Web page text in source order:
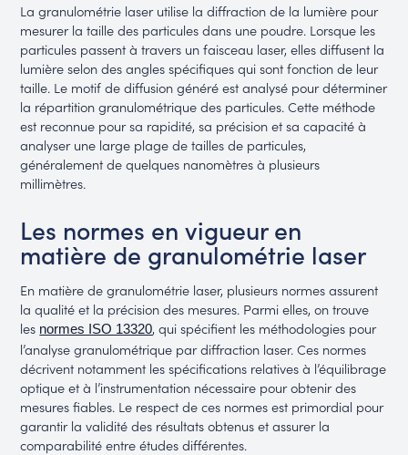
La granulométrie laser utilise la diffraction de la lumière pour
mesurer la taille des particules dans une poudre. Lorsque les
particules passent à travers un faisceau laser, elles diffusent la
lumière selon des angles spécifiques qui sont fonction de leur
taille. Le motif de diffusion généré est analysé pour déterminer
la répartition granulométrique des particules. Cette méthode
est reconnue pour sa rapidité, sa précision et sa capacité à
analyser une large plage de tailles de particules,
généralement de quelques nanomètres à plusieurs
millimètres.
Les normes en vigueur en
matière de granulométrie laser
En matière de granulométrie laser, plusieurs normes assurent
la qualité et la précision des mesures. Parmi elles, on trouve
les normes ISO 13320, qui spécifient les méthodologies pour
l’analyse granulométrique par diffraction laser. Ces normes
décrivent notamment les spécifications relatives à l’équilibrage
optique et à l’instrumentation nécessaire pour obtenir des
mesures fiables. Le respect de ces normes est primordial pour
garantir la validité des résultats obtenus et assurer la
comparabilité entre études différentes.